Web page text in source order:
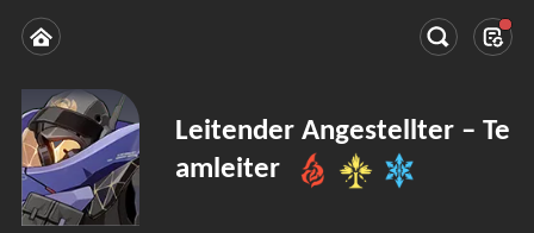
Leitender Angestellter – Te
amleiter